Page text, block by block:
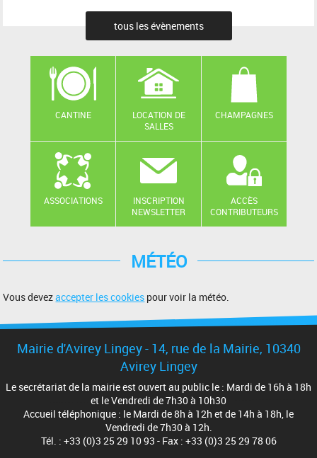
tous les évènements
CANTINE
LOCATION DE
SALLES
CHAMPAGNES
ASSOCIATIONS
INSCRIPTION
NEWSLETTER
ACCÈS
CONTRIBUTEURS
MÉTÉO
Vous devezaccepter les cookies pour voir la météo.
Mairie d'Avirey Lingey - 14, rue de la Mairie, 10340
Avirey Lingey
Le secrétariat de la mairie est ouvert au public le : Mardi de 16h à 18h
et le Vendredi de 7h30 à 10h30
Accueil téléphonique : le Mardi de 8h à 12h et de 14h à 18h, le
Vendredi de 7h30 à 12h.
Tél. : +33 (0)3 25 29 10 93 - Fax : +33 (0)3 25 29 78 06